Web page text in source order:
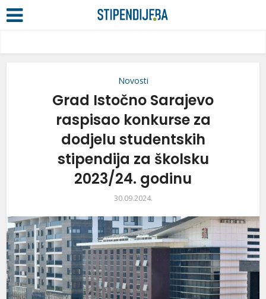
Novosti
Grad Istočno Sarajevo
raspisao konkurse za
dodjelu studentskih
stipendija za školsku
2023/24. godinu
30.09.2024.